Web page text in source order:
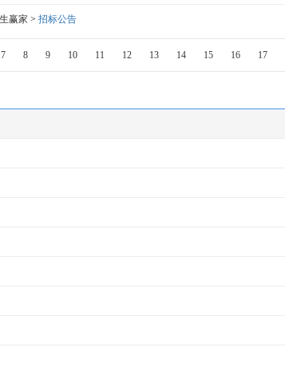
赢家 > 招标公告
7 8 9 10 11 12 13 14 15 16 17